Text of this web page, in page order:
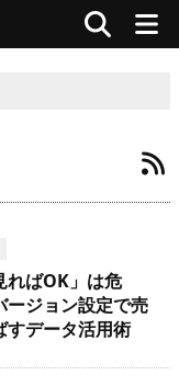
ればOK」は危
ージョン設定で売
すデータ活用術